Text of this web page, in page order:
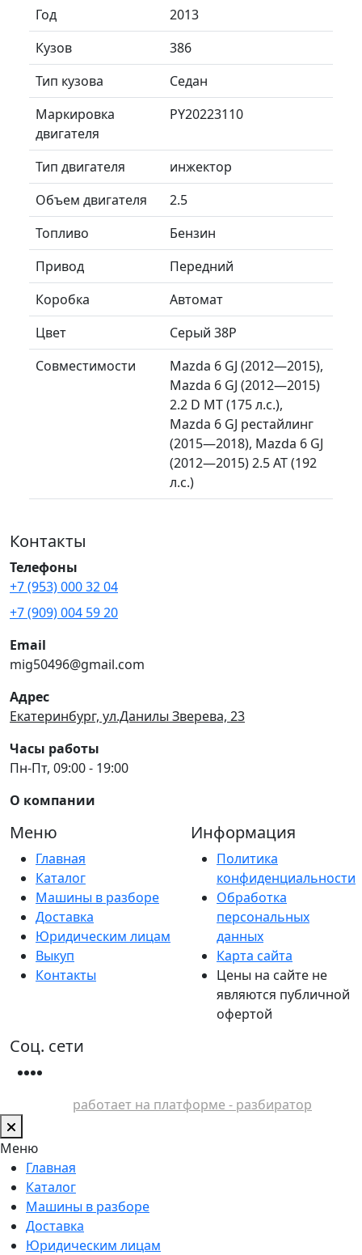
Год
2013
Кузов
386
Тип кузова
Седан
Маркировка
двигателя
PY20223110
Тип двигателя
инжектор
Объем двигателя
2.5
Топливо
Бензин
Привод
Передний
Коробка
Автомат
Цвет
Серый 38P
Совместимости
Mazda 6 GJ (2012—2015),
Mazda 6 GJ (2012—2015)
2.2 D MT (175 л.с.),
Mazda 6 GJ рестайлинг
(2015—2018), Mazda 6 GJ
(2012—2015) 2.5 AT (192
л.с.)
Контакты
Телефоны
+7 (953) 000 32 04
+7 (909) 004 59 20
Email
mig50496@gmail.com
Адрес
Екатеринбург, ул.Данилы Зверева, 23
Часы работы
Пн-Пт, 09:00 - 19:00
О компании
Меню
Главная
Каталог
Машины в разборе
Доставка
Юридическим лицам
Выкуп
Контакты
Информация
Политика
конфиденциальности
Обработка
персональных
данных
Карта сайта
Цены на сайте не
являются публичной
офертой
Соц. сети
работает на платформе - разбиратор
Меню
Главная
Каталог
Машины в разборе
Доставка
Юридическим лицам